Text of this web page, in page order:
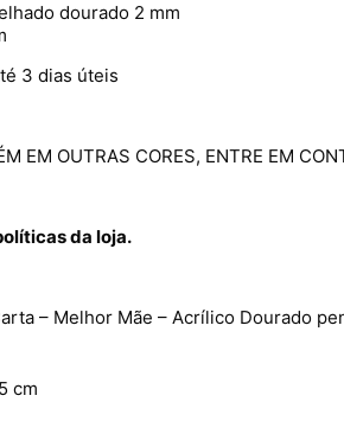
dourado 2 mm
3 dias úteis
EM OUTRAS CORES, ENTRE EM
da loja.
– Melhor Mãe – Acrílico Dourado
cm